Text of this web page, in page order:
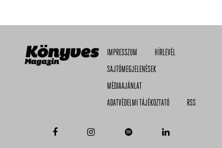
IMPRESSZUM
HÍRLEVÉL
SAJTÓMEGJELENÉSEK
MÉDIAAJÁNLAT
ADATVÉDELMI TÁJÉKOZTATÓ
RSS